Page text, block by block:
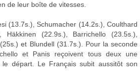
de leur boîte de vitesses.
(13.7s.), Schumacher (14.2s.), Coulthard
Häkkinen (22.9s.), Barrichello (23.5s.),
et Blundell (31.7s.). Pour la seconde
et Panis reçoivent tous deux une
départ. Le Français subit aussitôt son